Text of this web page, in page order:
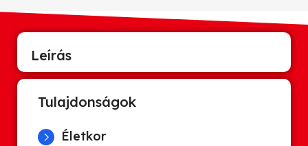
Leírás
Tulajdonságok
Életkor